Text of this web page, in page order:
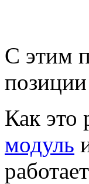
С этим
Как
модуль